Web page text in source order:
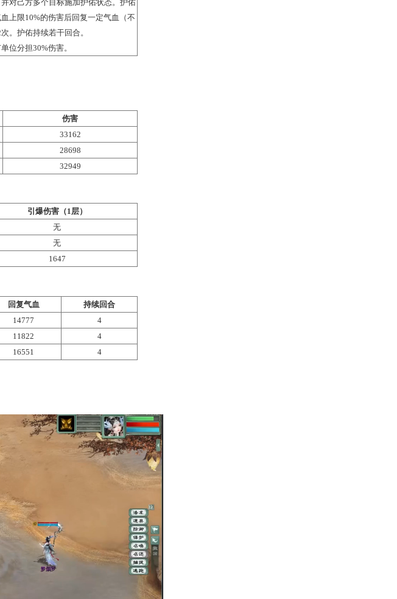
在场时，它会额外附加1层蛊咒。
6点，消耗全部蛇灵召唤出鬼见愁（在场4回合）；若蛇灵
不满，则获得3点蛇灵。
，它会使附加的引爆秘术伤害提升100%。
技能描述
。护佑状态单位的物理防御增加，且在受到大于自己气血
干回合。
里苏不在场时，还会获得4点狐灵。
。护佑状态单位的物理防御增加，且在受到大于自己气血
血（不超过伤害数值），1回合最多触发2次。护佑持续若
苏不在场时，还会获得3点狐灵。
苏（在场4回合），并对己方多个目标施加护佑状态。护佑
在受到大于自己气血上限10%的伤害后回复一定气血（不
，1回合最多触发2次。护佑持续若干回合。
术技能数值如下：
伤害
33162
5
引爆伤害（1层）
无